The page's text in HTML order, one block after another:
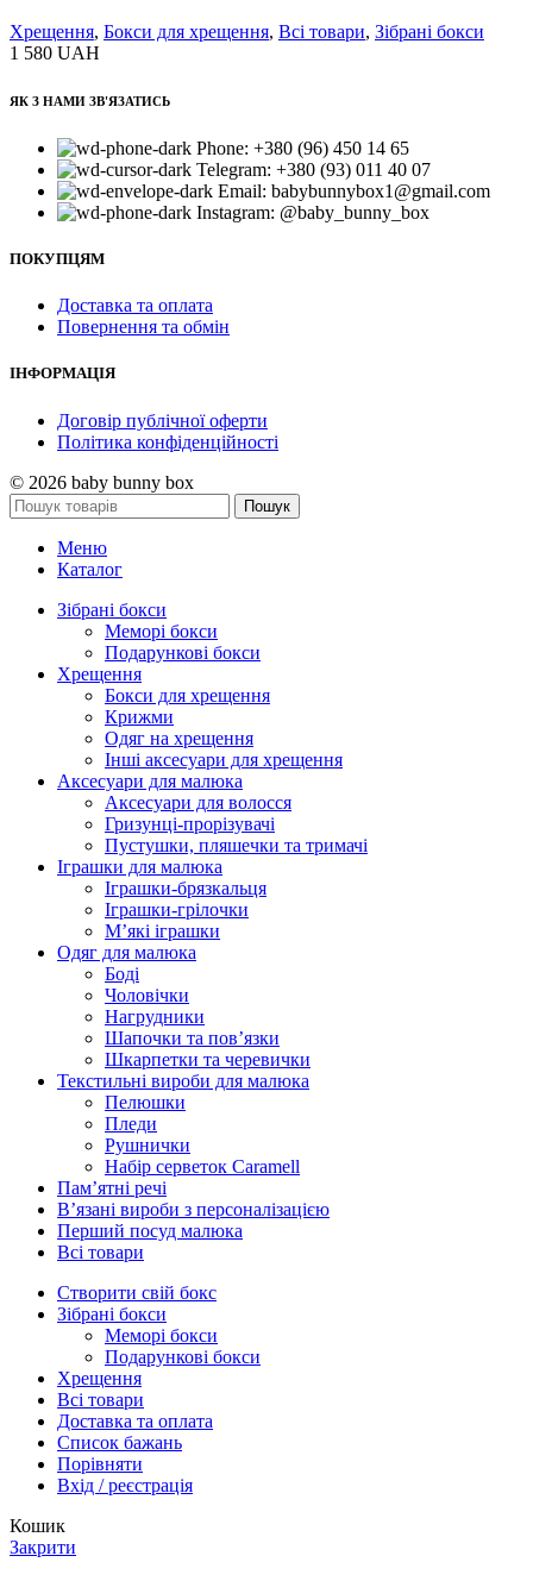
Хрещення, Бокси для хрещення, Всі товари, Зібрані бокси
1 580 UAH
ЯК З НАМИ ЗВ'ЯЗАТИСЬ
Phone: +380 (96) 450 14 65
Telegram: +380 (93) 011 40 07
Email: babybunnybox1@gmail.com
Instagram: @baby_bunny_box
ПОКУПЦЯМ
Доставка та оплата
Повернення та обмін
ІНФОРМАЦІЯ
Договір публічної оферти
Політика конфіденційності
© 2026 baby bunny box
Пошук
Меню
Каталог
Зібрані бокси
Меморі бокси
Подарункові бокси
Хрещення
Бокси для хрещення
Крижми
Одяг на хрещення
Інші аксесуари для хрещення
Аксесуари для малюка
Аксесуари для волосся
Гризунці-прорізувачі
Пустушки, пляшечки та тримачі
Іграшки для малюка
Іграшки-брязкальця
Іграшки-грілочки
М’які іграшки
Одяг для малюка
Боді
Чоловічки
Нагрудники
Шапочки та пов’язки
Шкарпетки та черевички
Текстильні вироби для малюка
Пелюшки
Пледи
Рушнички
Набір серветок Caramell
Пам’ятні речі
Вʼязані вироби з персоналізацією
Перший посуд малюка
Всі товари
Створити свій бокс
Зібрані бокси
Меморі бокси
Подарункові бокси
Хрещення
Всі товари
Доставка та оплата
Список бажань
Порівняти
Вхід / реєстрація
Кошик
Закрити